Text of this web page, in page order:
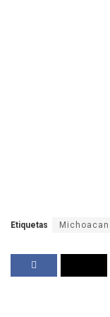
Etiquetas Michoacan